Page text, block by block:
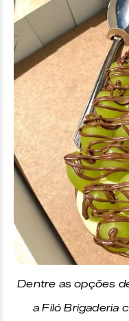
Dentre as opções
a Filó Brigaderia